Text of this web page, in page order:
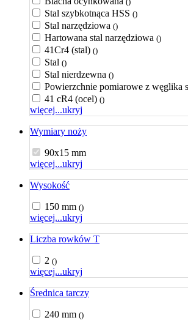
Stal szybkotnąca HSS ()
Stal narzędziowa ()
Hartowana stal narzędziowa ()
41Cr4 (stal) ()
Stal ()
Stal nierdzewna ()
Powierzchnie pomiarowe z węglika
41 cR4 (ocel) ()
więcej...ukryj
Wymiary noży
90x15 mm
więcej...ukryj
Wysokość
150 mm ()
więcej...ukryj
Liczba rowków T
2 ()
więcej...ukryj
Średnica tarczy
240 mm ()